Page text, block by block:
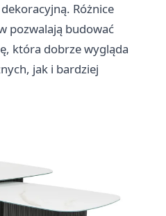
Różnice
pozwalają budować
która dobrze wygląda
jak i bardziej